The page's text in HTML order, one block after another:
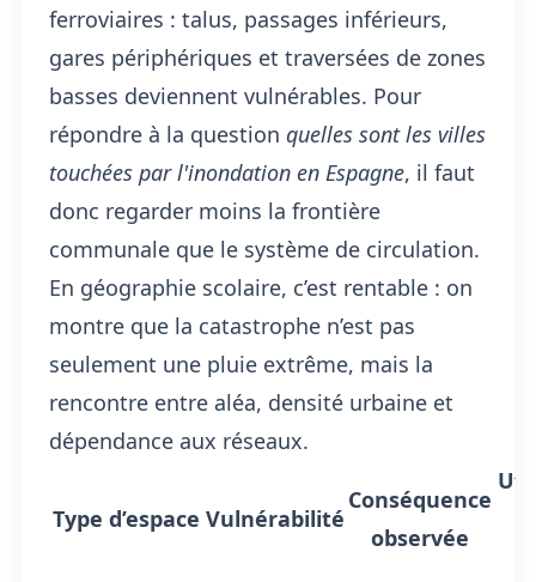
ferroviaires : talus, passages inférieurs,
gares périphériques et traversées de zones
basses deviennent vulnérables. Pour
répondre à la question quelles sont les villes
touchées par l'inondation en Espagne, il faut
donc regarder moins la frontière
communale que le système de circulation.
En géographie scolaire, c’est rentable : on
montre que la catastrophe n’est pas
seulement une pluie extrême, mais la
rencontre entre aléa, densité urbaine et
dépendance aux réseaux.
Type d’espace Vulnérabilité
Conséquence
observée